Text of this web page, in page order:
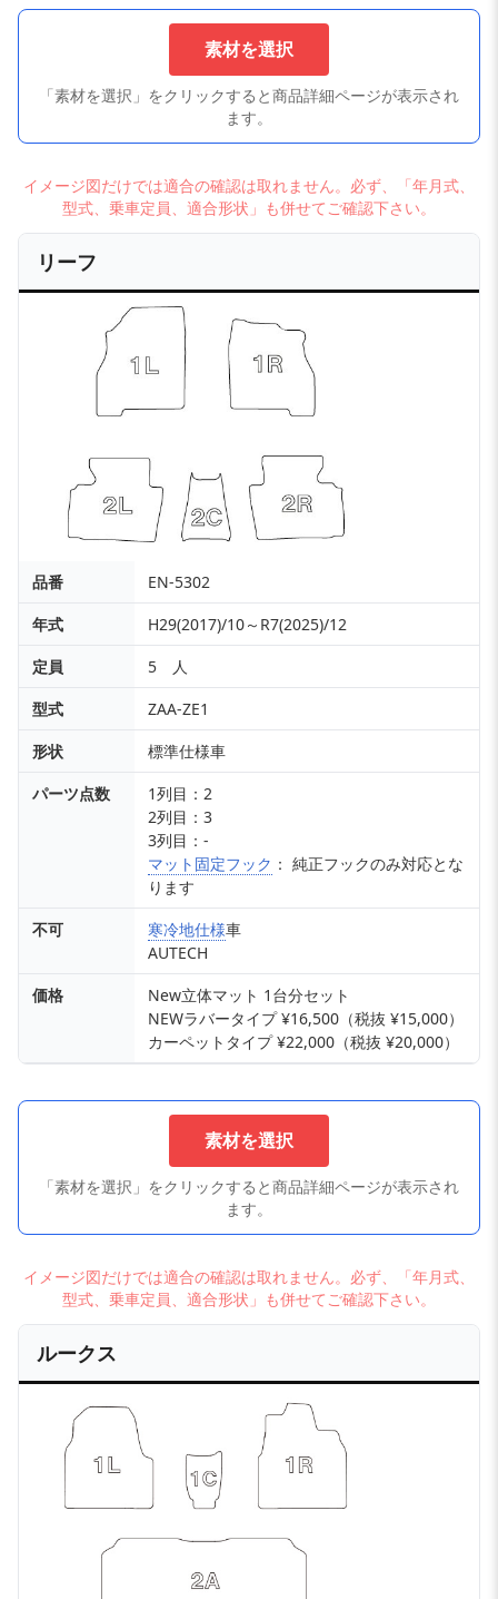
素材を選択
「素材を選択」をクリックすると商品詳細ページが表示され
ます。
イメージ図だけでは適合の確認は取れません。必ず、「年月式、
型式、乗車定員、適合形状」も併せてご確認下さい。
リーフ
品番
EN-5302
年式
H29(2017)/10～R7(2025)/12
定員
5 人
型式
ZAA-ZE1
形状
標準仕様車
パーツ点数
1列目：2
2列目：3
3列目：-
マット固定フック ： 純正フックのみ対応とな
ります
不可
寒冷地仕様車
AUTECH
価格
New立体マット 1台分セット
NEWラバータイプ ¥16,500（税抜 ¥15,000）
カーペットタイプ ¥22,000（税抜 ¥20,000）
素材を選択
「素材を選択」をクリックすると商品詳細ページが表示され
ます。
イメージ図だけでは適合の確認は取れません。必ず、「年月式、
型式、乗車定員、適合形状」も併せてご確認下さい。
ルークス